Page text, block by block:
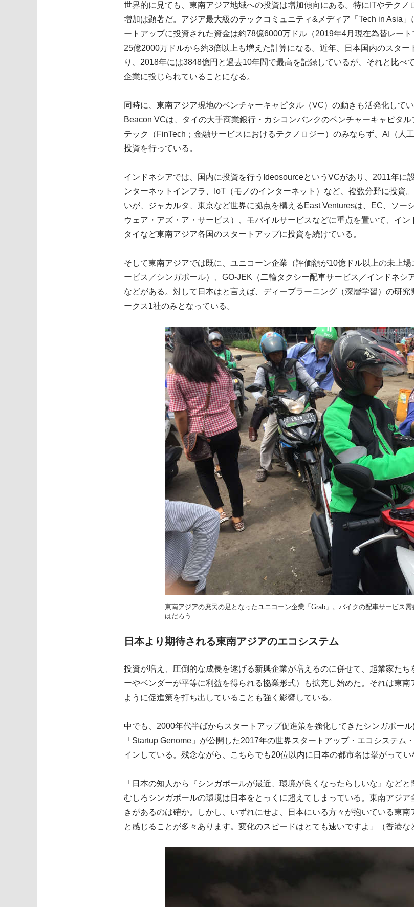
世界的に見ても、東南アジア地域への投資は増加傾向にある。特にITやテク
増加は顕著だ。アジア最大級のテックコミュニティ&メディア「Tech in Asia
ートアップに投資された資金は約78億6000万ドル（2019年4月現在為替レー
25億2000万ドルから約3倍以上も増えた計算になる。近年、日本国内のスタ
り、2018年には3848億円と過去10年間で最高を記録しているが、それと比べ
企業に投じられていることになる。
同時に、東南アジア現地のベンチャーキャピタル（VC）の動きも活発化して
Beacon VCは、タイの大手商業銀行・カシコンバンクのベンチャーキャピタ
テック（FinTech；金融サービスにおけるテクノロジー）のみならず、AI（人
投資を行っている。
インドネシアでは、国内に投資を行うIdeosourceというVCがあり、2011年に
ンターネットインフラ、IoT（モノのインターネット）など、複数分野に投資
いが、ジャカルタ、東京など世界に拠点を構えるEast Venturesは、EC、ソー
ウェア・アズ・ア・サービス）、モバイルサービスなどに重点を置いて、イン
タイなど東南アジア各国のスタートアップに投資を続けている。
そして東南アジアでは既に、ユニコーン企業（評価額が10億ドル以上の未上
ービス／シンガポール）、GO-JEK（二輪タクシー配車サービス／インドネシ
などがある。対して日本はと言えば、ディープラーニング（深層学習）の研
ークス1社のみとなっている。
東南アジアの庶民の足となったユニコーン企業「Grab」。バイクの配車サービス
はだろう
日本より期待される東南アジアのエコシステム
投資が増え、圧倒的な成長を遂げる新興企業が増えるのに併せて、起業家た
ーやベンダーが平等に利益を得られる協業形式）も拡充し始めた。それは東
ように促進策を打ち出していることも強く影響している。
中でも、2000年代半ばからスタートアップ促進策を強化してきたシンガポー
「Startup Genome」が公開した2017年の世界スタートアップ・エコシステム
インしている。残念ながら、こちらでも20位以内に日本の都市名は挙がってい
「日本の知人から『シンガポールが最近、環境が良くなったらしいな』などと
むしろシンガポールの環境は日本をとっくに超えてしまっている。東南アジ
きがあるのは確か。しかし、いずれにせよ、日本にいる方々が抱いている東
と感じることが多々あります。変化のスピードはとても速いですよ」（香港な